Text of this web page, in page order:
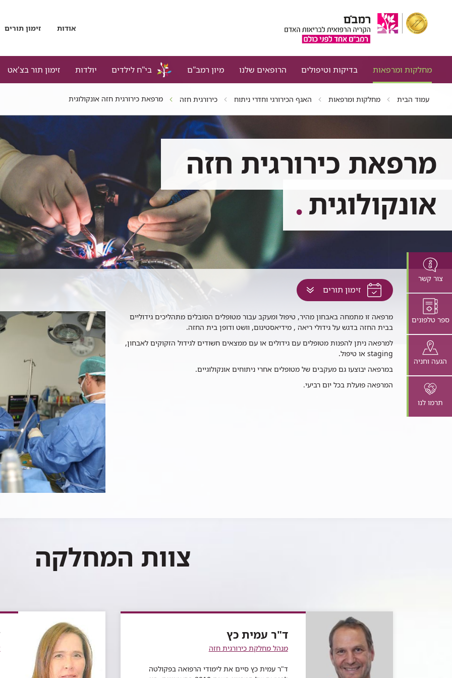
אודות זימון תורים
מחלקות ומרפאות בדיקות וטיפולים הרופאים שלנו מיון רמב"ם בי"ח לילדים יולדות זימון תור בצ'אט
צור קשר
ספר טלפונים
הגעה וחניה
תרמו לנו
עמוד הבית מחלקות ומרפאות האגף הכירורגי וחדרי ניתוח כירורגית חזה מרפאת כירורגית חזה אונקולוגית
מרפאת כירורגית חזה
אונקולוגית
זימון תוריםלחץ
למעבר
זה
מרפאת
חזה
אונקולוגית
מרפאה זו מתמחה באבחון מהיר, טיפול ומעקב עבור מטופלים הסובלים מתהליכים גידוליים
בבית החזה בדגש על גידולי ריאה , מידיאסטינום, וושט ודופן בית החזה.
למרפאה ניתן להפנות מטופלים עם גידולים או עם ממצאים חשודים לגידול הזקוקים לאבחון,
staging או טיפול.
במרפאה יבוצעו גם מעקבים של מטופלים אחרי ניתוחים אונקולוגיים.
המרפאה פועלת בכל יום רביעי.
צוות המחלקה
ד"ר עמית כץ
מנהל מחלקת כירורגית חזה
ד"ר עמית כץ סיים את לימודי הרפואה בפקולטה